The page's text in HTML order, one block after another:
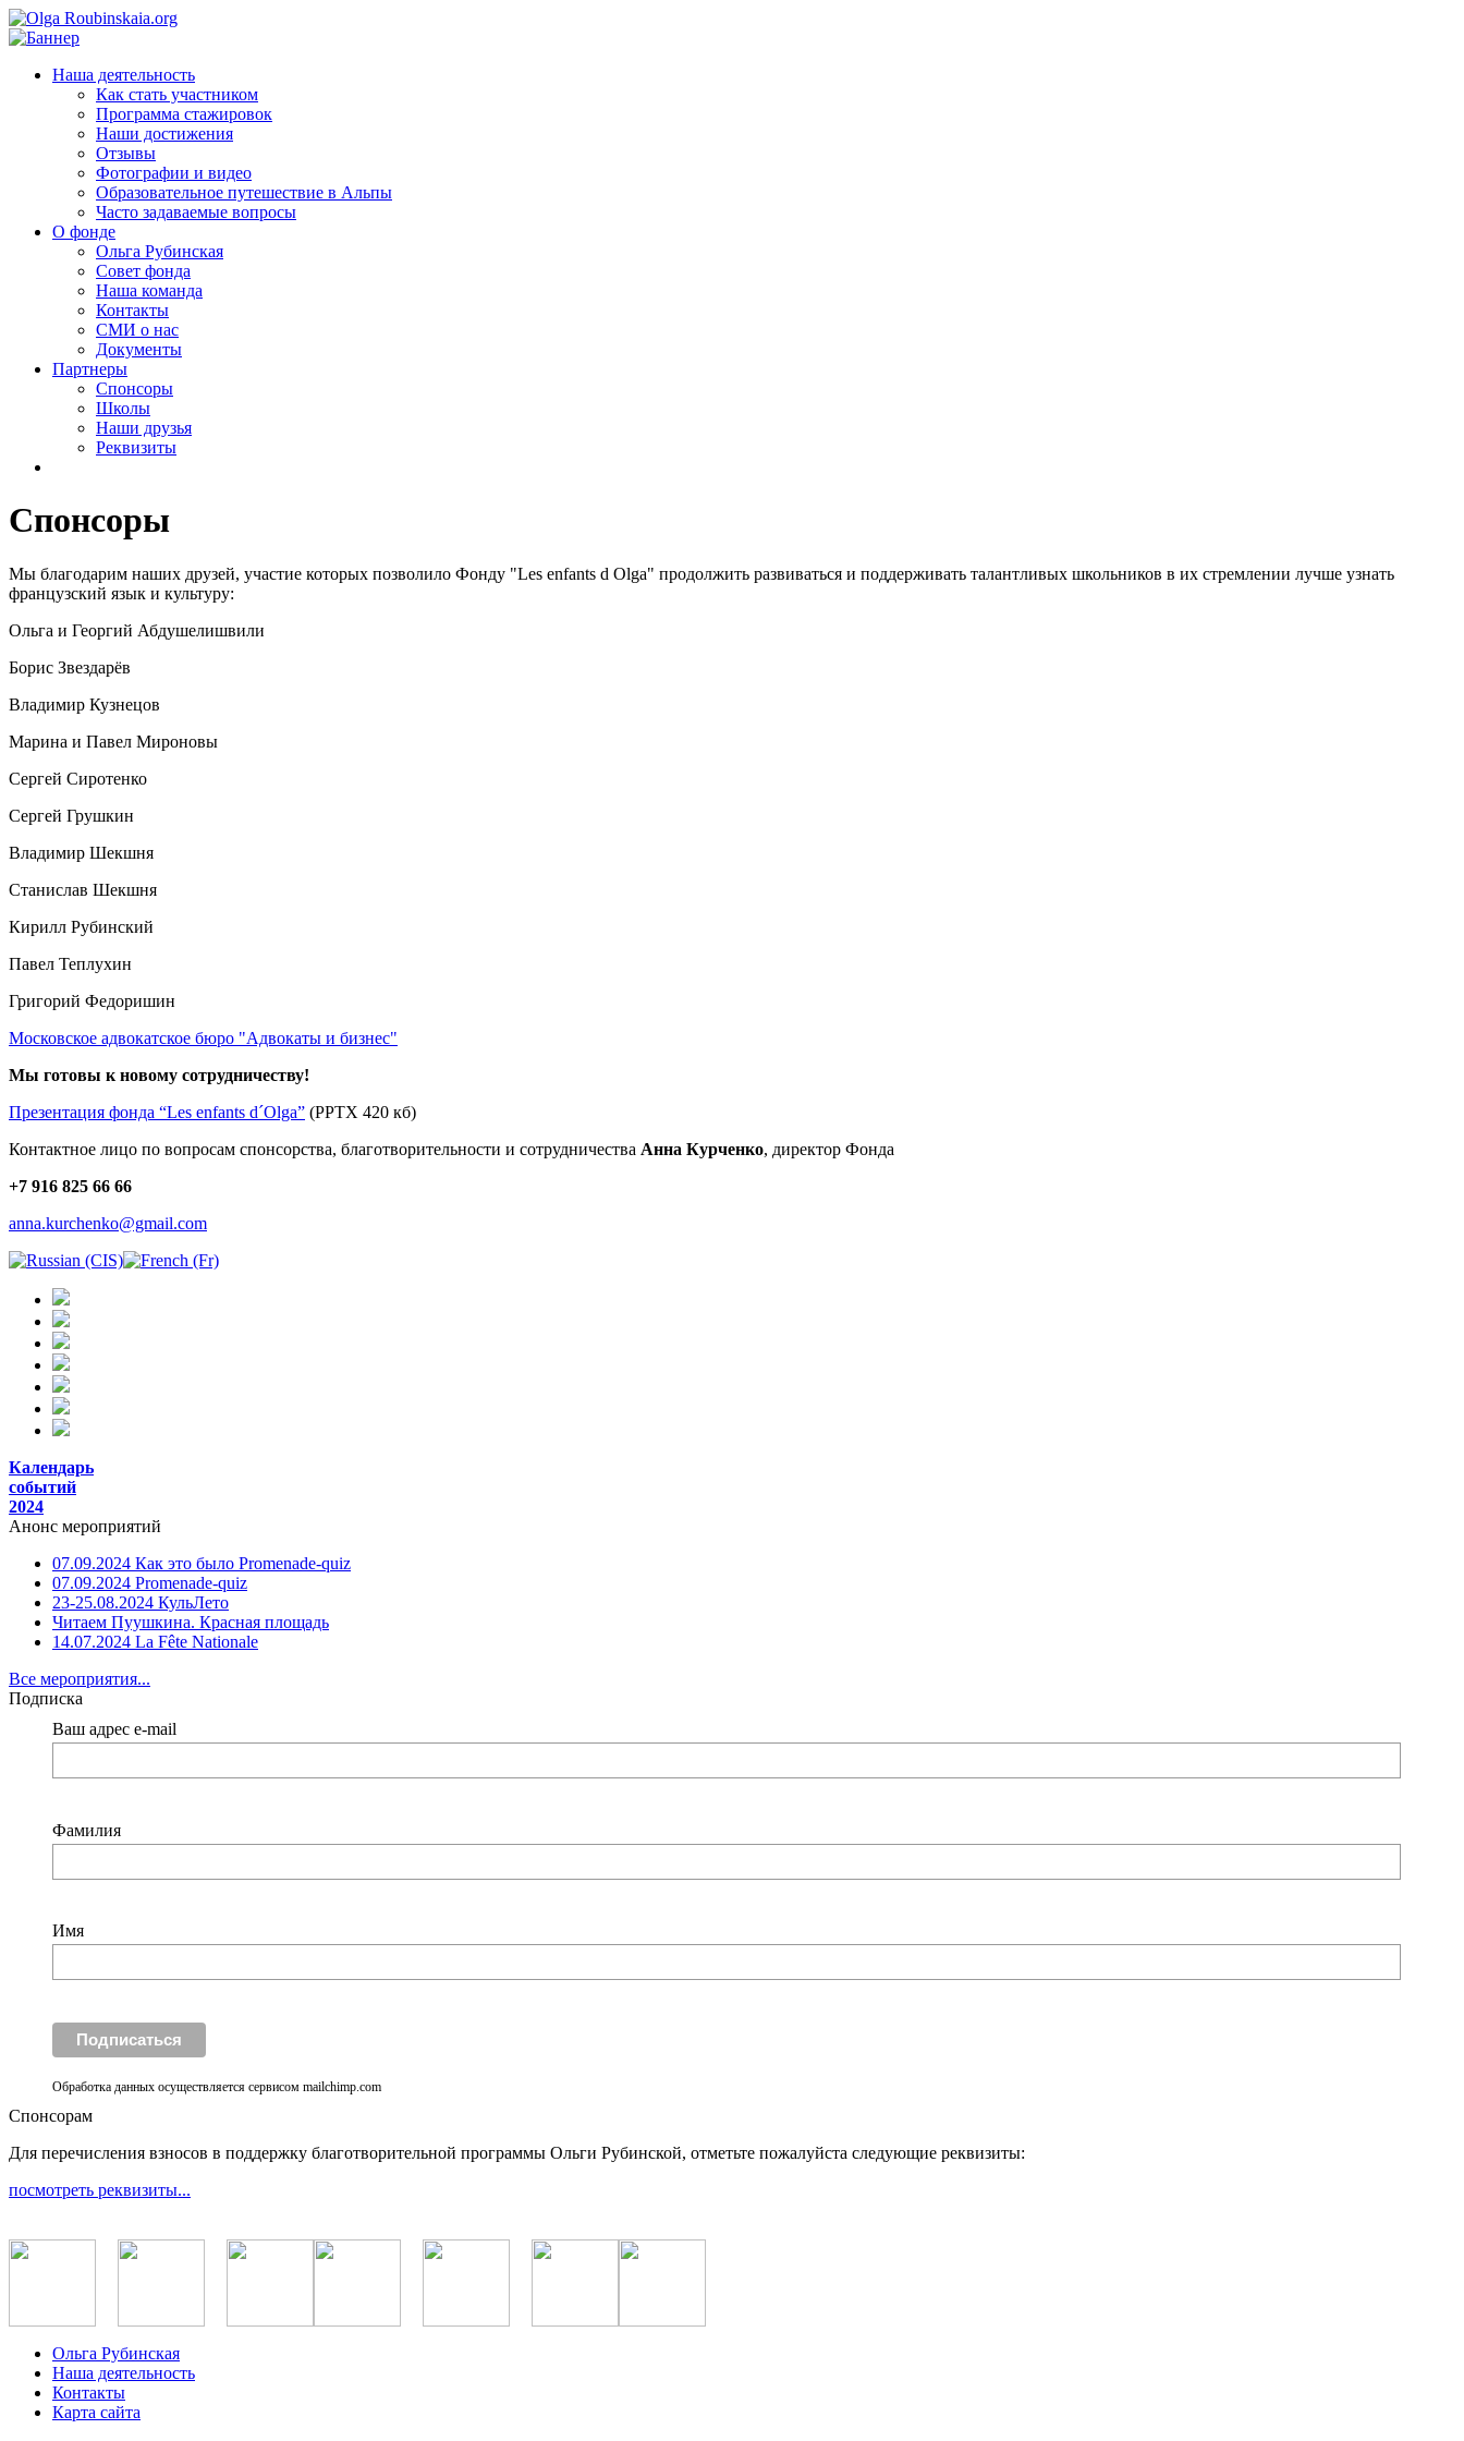
Наша деятельность
Как стать участником
Программа стажировок
Наши достижения
Отзывы
Фотографии и видео
Образовательное путешествие в Альпы
Часто задаваемые вопросы
О фонде
Ольга Рубинская
Совет фонда
Наша команда
Контакты
СМИ о нас
Документы
Партнеры
Спонсоры
Школы
Наши друзья
Реквизиты
Спонсоры
Мы благодарим наших друзей, участие которых позволило Фонду "Les enfants d Olga" продолжить развиваться и поддерживать талантливых школьников в их стремлении лучше узнать
французский язык и культуру:
Ольга и Георгий Абдушелишвили
Борис Звездарёв
Владимир Кузнецов
Марина и Павел Мироновы
Сергей Сиротенко
Сергей Грушкин
Владимир Шекшня
Станислав Шекшня
Кирилл Рубинский
Павел Теплухин
Григорий Федоришин
Московское адвокатское бюро "Адвокаты и бизнес"
Мы готовы к новому сотрудничеству!
Презентация фонда “Les enfants d´Olga” (PPTX 420 кб)
Контактное лицо по вопросам спонсорства, благотворительности и сотрудничества Анна Курченко, директор Фонда
+7 916 825 66 66
anna.kurchenko@gmail.com
Календарь
событий
2024
Анонс мероприятий
07.09.2024 Как это было Promenade-quiz
07.09.2024 Promenade-quiz
23-25.08.2024 КульЛето
Читаем Пуушкина. Красная площадь
14.07.2024 La Fête Nationale
Все мероприятия...
Подписка
Ваш адрес e-mail
Фамилия
Имя
Обработка данных осуществляется сервисом mailchimp.com
Спонсорам
Для перечисления взносов в поддержку благотворительной программы Ольги Рубинской, отметьте пожалуйста следующие реквизиты:
посмотреть реквизиты...
Ольга Рубинская
Наша деятельность
Контакты
Карта сайта